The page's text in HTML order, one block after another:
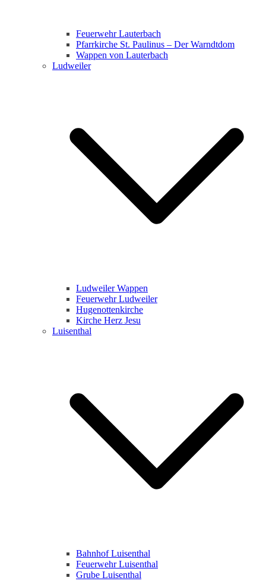
Feuerwehr Lauterbach
Pfarrkirche St. Paulinus – Der Warndtdom
Wappen von Lauterbach
Ludweiler
Ludweiler Wappen
Feuerwehr Ludweiler
Hugenottenkirche
Kirche Herz Jesu
Luisenthal
Bahnhof Luisenthal
Feuerwehr Luisenthal
Grube Luisenthal